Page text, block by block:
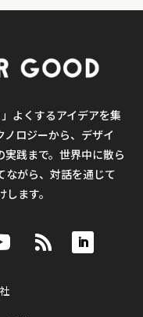
よくするアイデアを集
ノロジーから、デザイ
実践まで。世界中に散ら
ながら、対話を通じて
ます。